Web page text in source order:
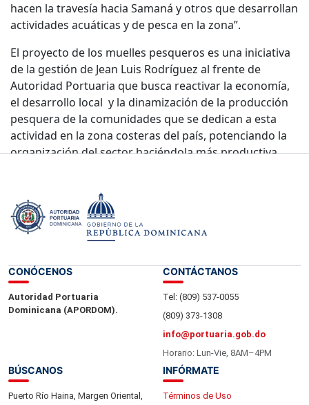
hacen la travesía hacia Samaná y otros que desarrollan
actividades acuáticas y de pesca en la zona”.
El proyecto de los muelles pesqueros es una iniciativa
de la gestión de Jean Luis Rodríguez al frente de
Autoridad Portuaria que busca reactivar la economía,
el desarrollo local y la dinamización de la producción
pesquera de la comunidades que se dedican a esta
actividad en la zona costeras del país, potenciando la
organización del sector haciéndola más productiva,
CONÓCENOS
Autoridad Portuaria
Dominicana (APORDOM).
CONTÁCTANOS
Tel: (809) 537-0055
(809) 373-1308
info@portuaria.gob.do
Horario: Lun-Vie, 8AM–4PM
BÚSCANOS
Puerto Río Haina, Margen Oriental,
INFÓRMATE
Términos de Uso